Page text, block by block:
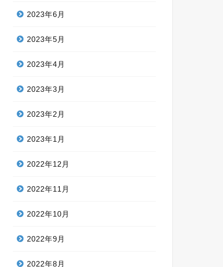
2023年6月
2023年5月
2023年4月
2023年3月
2023年2月
2023年1月
2022年12月
2022年11月
2022年10月
2022年9月
2022年8月